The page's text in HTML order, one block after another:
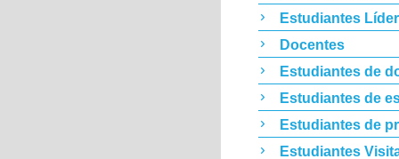
Estudiantes
Docentes
Estudiantes de
Estudiantes de
Estudiantes de
Estudiantes